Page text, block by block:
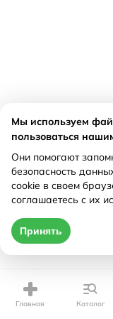
Главная Каталог
Мы используем
пользоваться
Они помогают
безопасность
cookie в своем
соглашаетесь с их
Принять